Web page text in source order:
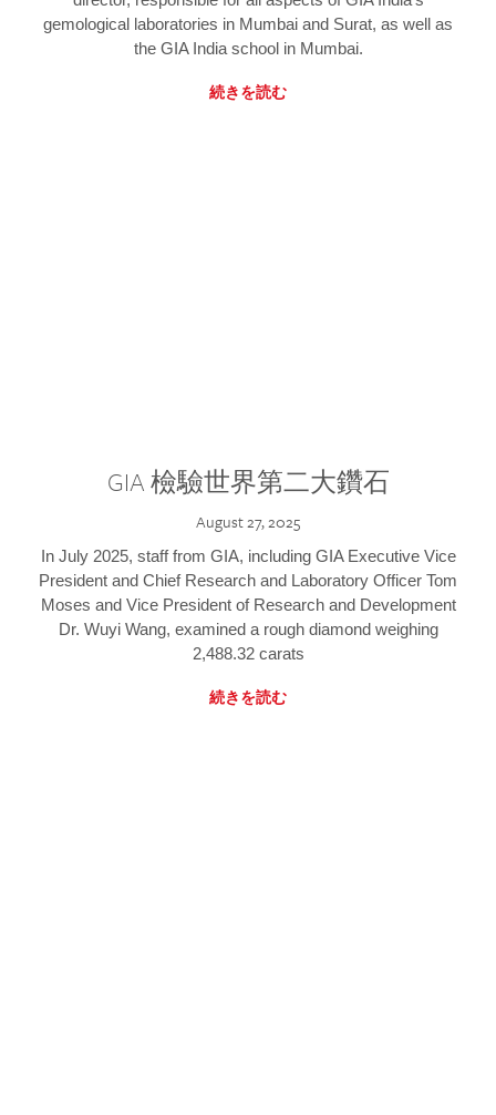
gemological laboratories in Mumbai and Surat, as well as
the GIA India school in Mumbai.
続きを読む
GIA 檢驗世界第二大鑽石
August 27, 2025
In July 2025, staff from GIA, including GIA Executive Vice
President and Chief Research and Laboratory Officer Tom
Moses and Vice President of Research and Development
Dr. Wuyi Wang, examined a rough diamond weighing
2,488.32 carats
続きを読む